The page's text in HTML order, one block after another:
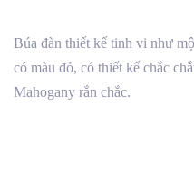
Búa đàn thiết kế tinh vi như
có màu đỏ, có thiết kế chắc
Mahogany rắn chắc.